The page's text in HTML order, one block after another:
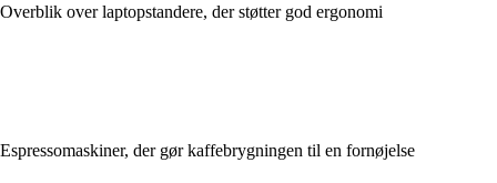
Overblik over laptopstandere, der støtter god ergonomi
Espressomaskiner, der gør kaffebrygningen til en fornøjelse